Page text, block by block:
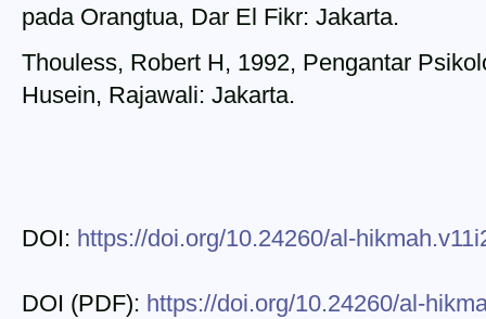
pada Orangtua, Dar El Fikr: Jakarta.
Thouless, Robert H, 1992, Pengantar
Husein, Rajawali: Jakarta.
DOI: https://doi.org/10.24260/al-
DOI (PDF): https://doi.org/10.24260/al-